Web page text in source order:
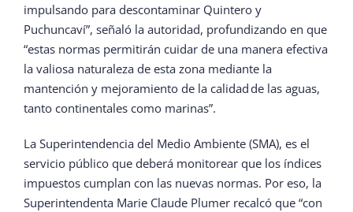
impulsando para descontaminar Quintero y
Puchuncaví”, señaló la autoridad, profundizando en que
“estas normas permitirán cuidar de una manera efectiva
la valiosa naturaleza de esta zona mediante la
mantención y mejoramiento de la calidad de las aguas,
tanto continentales como marinas”.
La Superintendencia del Medio Ambiente (SMA), es el
servicio público que deberá monitorear que los índices
impuestos cumplan con las nuevas normas. Por eso, la
Superintendenta Marie Claude Plumer recalcó que “con